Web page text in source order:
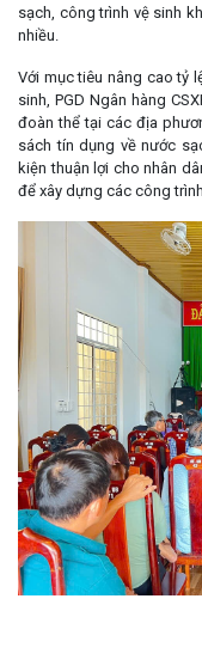
sạch, công trình vệ sinh
nhiều.
Với mục tiêu nâng cao tỷ
sinh, PGD Ngân hàng
đoàn thể tại các địa
sách tín dụng về nước
kiện thuận lợi cho nhân
để xây dựng các công